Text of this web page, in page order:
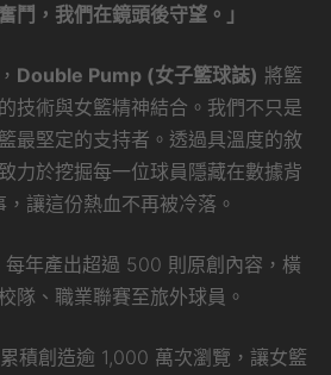
鬥，我們在鏡頭後守望。」
Double Pump (女子籃球誌) 將籃
技術與女籃精神結合。我們不只是
最堅定的支持者。透過具溫度的敘
力於挖掘每一位球員隱藏在數據背
讓這份熱血不再被冷落。
每年產出超過 500 則原創內容，橫
隊、職業聯賽至旅外球員。
累積創造逾 1,000 萬次瀏覽，讓女籃